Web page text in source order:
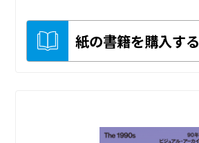
紙の書籍を購入する